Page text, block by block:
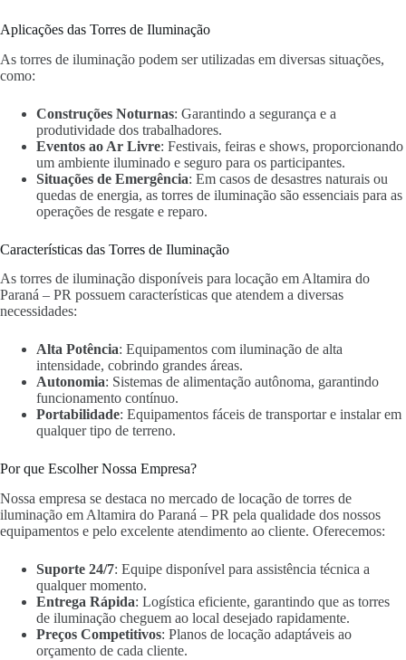
Aplicações das Torres de Iluminação
As torres de iluminação podem ser utilizadas em diversas situações,
como:
Construções Noturnas: Garantindo a segurança e a
produtividade dos trabalhadores.
Eventos ao Ar Livre: Festivais, feiras e shows, proporcionando
um ambiente iluminado e seguro para os participantes.
Situações de Emergência: Em casos de desastres naturais ou
quedas de energia, as torres de iluminação são essenciais para as
operações de resgate e reparo.
Características das Torres de Iluminação
As torres de iluminação disponíveis para locação em Altamira do
Paraná – PR possuem características que atendem a diversas
necessidades:
Alta Potência: Equipamentos com iluminação de alta
intensidade, cobrindo grandes áreas.
Autonomia: Sistemas de alimentação autônoma, garantindo
funcionamento contínuo.
Portabilidade: Equipamentos fáceis de transportar e instalar em
qualquer tipo de terreno.
Por que Escolher Nossa Empresa?
Nossa empresa se destaca no mercado de locação de torres de
iluminação em Altamira do Paraná – PR pela qualidade dos nossos
equipamentos e pelo excelente atendimento ao cliente. Oferecemos:
Suporte 24/7: Equipe disponível para assistência técnica a
qualquer momento.
Entrega Rápida: Logística eficiente, garantindo que as torres
de iluminação cheguem ao local desejado rapidamente.
Preços Competitivos: Planos de locação adaptáveis ao
orçamento de cada cliente.